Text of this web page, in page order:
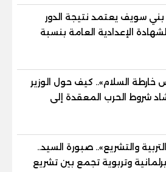
سويف يعتمد نتيجة الدور
الإعدادية العامة بنسبة
السلام».. كيف حول الوزير
شروط الحرب المعقدة إلى
للانسحاب والإعمار؟
والتشريع».. صبورة السيد..
وتربوية تجمع بين تشريع